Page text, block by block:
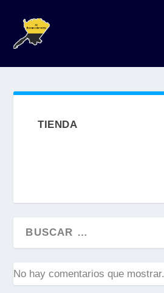
TIENDA
No hay comentarios que mostrar.